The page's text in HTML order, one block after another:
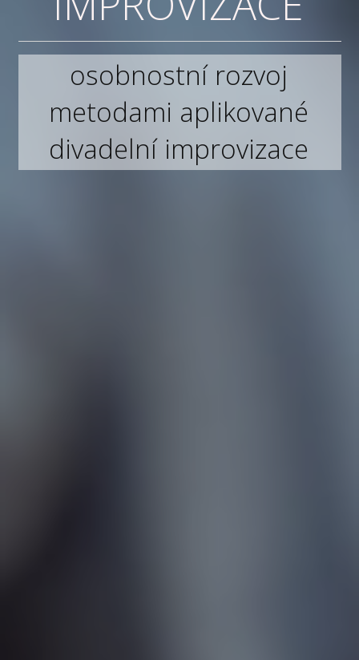
osobnostní rozvoj
metodami aplikované
divadelní improvizace